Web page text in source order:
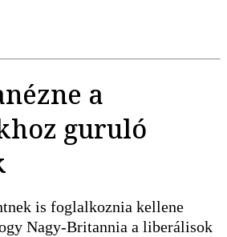
a
guruló
is foglalkoznia kellene
Nagy-Britannia a liberálisok